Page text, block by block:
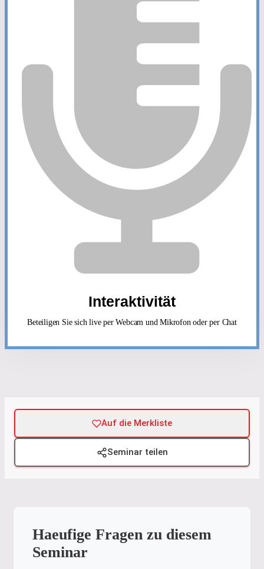
Interaktivität
Beteiligen Sie sich live per Webcam und Mikrofon oder per Chat
Auf die Merkliste
Seminar teilen
Haeufige Fragen zu diesem
Seminar